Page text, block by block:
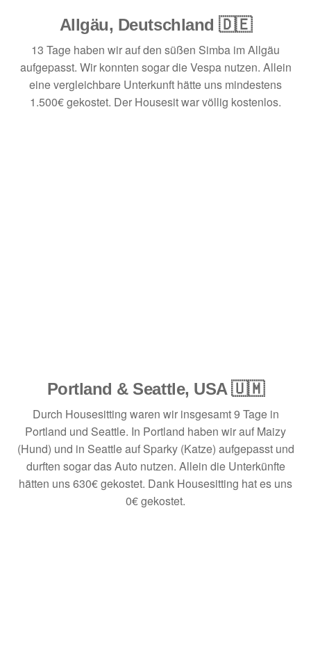
Allgäu, Deutschland 🇩🇪
13 Tage haben wir auf den süßen Simba im Allgäu
aufgepasst. Wir konnten sogar die Vespa nutzen. Allein
eine vergleichbare Unterkunft hätte uns mindestens
1.500€ gekostet. Der Housesit war völlig kostenlos.
Portland & Seattle, USA 🇺🇲
Durch Housesitting waren wir insgesamt 9 Tage in
Portland und Seattle. In Portland haben wir auf Maizy
(Hund) und in Seattle auf Sparky (Katze) aufgepasst und
durften sogar das Auto nutzen. Allein die Unterkünfte
hätten uns 630€ gekostet. Dank Housesitting hat es uns
0€ gekostet.